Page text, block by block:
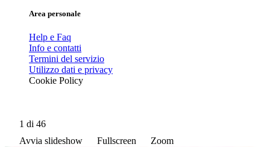
Area personale
Help e Faq
Info e contatti
Termini del servizio
Utilizzo dati e privacy
Cookie Policy
1 di 46
Avvia slideshow
Fullscreen Zoom